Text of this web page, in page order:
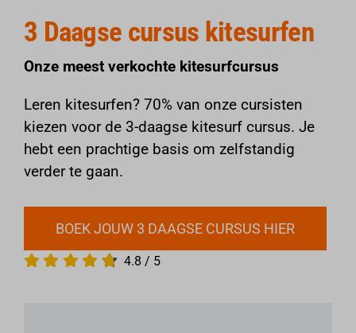
3 Daagse cursus kitesurfen
Onze meest verkochte kitesurfcursus
Leren kitesurfen? 70% van onze cursisten
kiezen voor de 3-daagse kitesurf cursus. Je
hebt een prachtige basis om zelfstandig
verder te gaan.
BOEK JOUW 3 DAAGSE CURSUS HIER
4.8 / 5